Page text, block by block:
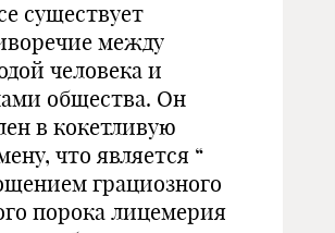
существует
между
человека и
общества. Он
в кокетливую
что является “
грациозного
порока лицемерия